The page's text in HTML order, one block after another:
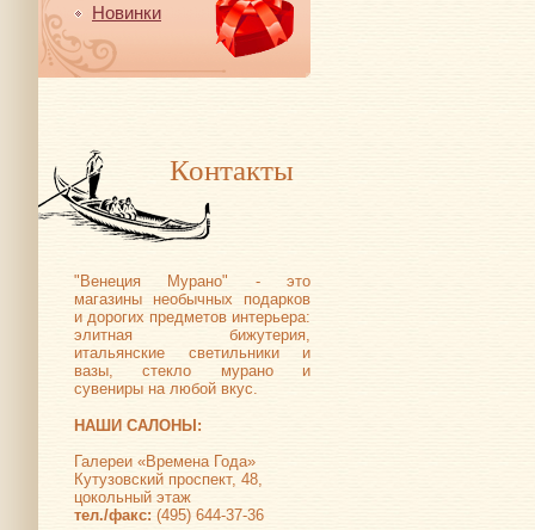
Новинки
Контакты
"Венеция Мурано" - это
магазины необычных подарков
и дорогих предметов интерьера:
элитная бижутерия,
итальянские светильники и
вазы, стекло мурано и
сувениры на любой вкус.
НАШИ САЛОНЫ:
Галереи «Времена Года»
Кутузовский проспект, 48,
цокольный этаж
тел./факс: (495) 644-37-36